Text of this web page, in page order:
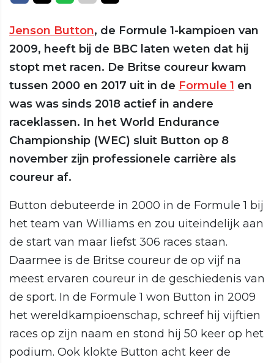
Jenson Button, de Formule 1-kampioen van
2009, heeft bij de BBC laten weten dat hij
stopt met racen. De Britse coureur kwam
tussen 2000 en 2017 uit in de Formule 1 en
was was sinds 2018 actief in andere
raceklassen. In het World Endurance
Championship (WEC) sluit Button op 8
november zijn professionele carrière als
coureur af.
Button debuteerde in 2000 in de Formule 1 bij
het team van Williams en zou uiteindelijk aan
de start van maar liefst 306 races staan.
Daarmee is de Britse coureur de op vijf na
meest ervaren coureur in de geschiedenis van
de sport. In de Formule 1 won Button in 2009
het wereldkampioenschap, schreef hij vijftien
races op zijn naam en stond hij 50 keer op het
podium. Ook klokte Button acht keer de